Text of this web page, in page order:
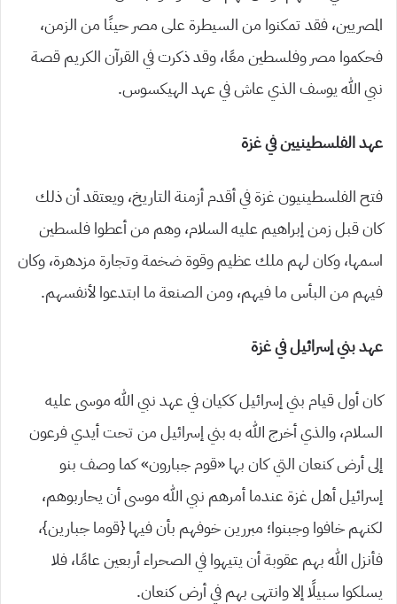
المصريين، فقد تمكنوا من السيطرة على مصر حينًا من الزمن،
فحكموا مصر وفلسطين معًا، وقد ذكرت في القرآن الكريم قصة
نبي الله يوسف الذي عاش في عهد الهيكسوس.
عهد الفلسطينيين في غزة
فتح الفلسطينيون غزة في أقدم أزمنة التاريخ، ويعتقد أن ذلك
كان قبل زمن إبراهيم عليه السلام، وهم من أعطوا فلسطين
اسمها، وكان لهم ملك عظيم وقوة ضخمة وتجارة مزدهرة، وكان
فيهم من البأس ما فيهم، ومن الصنعة ما ابتدعوا لأنفسهم.
عهد بني إسرائيل في غزة
كان أول قيام بني إسرائيل ككيان في عهد نبي الله موسى عليه
السلام، والذي أخرج الله به بني إسرائيل من تحت أيدي فرعون
إلى أرض كنعان التي كان بها «قوم جبارون» كما وصف بنو
إسرائيل أهل غزة عندما أمرهم نبي الله موسى أن يحاربوهم،
لكنهم خافوا وجبنوا؛ مبررين خوفهم بأن فيها {قوما جبارين}،
فأنزل الله بهم عقوبة أن يتيهوا في الصحراء أربعين عامًا، فلا
يسلكوا سبيلًا إلا وانتهى بهم في أرض كنعان.